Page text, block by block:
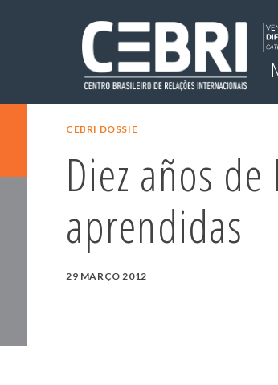
CEBRI DOSSIÊ
Diez años de
aprendidas
29 MARÇO 2012